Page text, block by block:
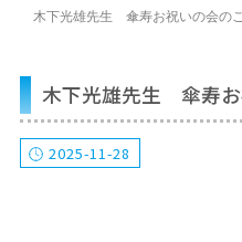
木下光雄先生 傘寿お祝いの会の
木下光雄先生 傘寿
2025-11-28